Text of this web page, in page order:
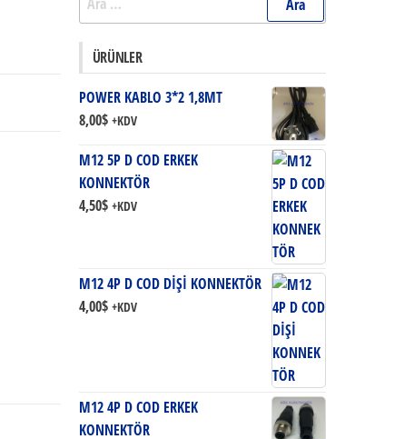
ÜRÜNLER
POWER KABLO 3*2 1,8MT
8,00$ +KDV
M12 5P D COD ERKEK
KONNEKTÖR
4,50$ +KDV
M12 4P D COD DİŞİ KONNEKTÖR
4,00$ +KDV
M12 4P D COD ERKEK
KONNEKTÖR